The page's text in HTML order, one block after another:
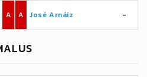
A A José Arnáiz -